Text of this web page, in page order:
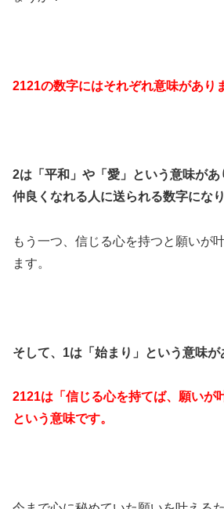
2121の数字にはそれぞれ意味があり
2は「平和」や「愛」という意味があ
仲良くなれる人に送られる数字になり
もう一つ、信じる心を持つと願いが
ます。
そして、1は「始まり」という意味が
2121は「信じる心を持てば、願いが
という意味です。